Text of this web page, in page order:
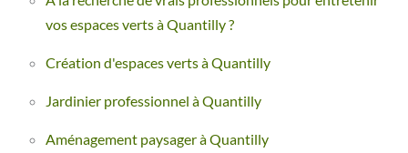
vos espaces verts à Quantilly ?
Création d'espaces verts à Quantilly
Jardinier professionnel à Quantilly
Aménagement paysager à Quantilly